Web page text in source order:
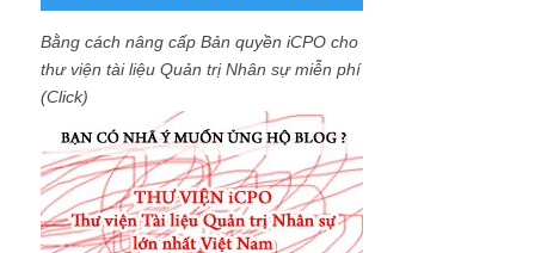
Bằng cách nâng cấp Bản quyền iCPO cho
thư viện tài liệu Quản trị Nhân sự miễn phí
(Click)